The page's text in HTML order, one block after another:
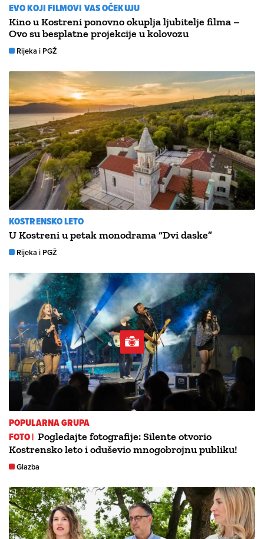
EVO KOJI FILMOVI VAS OČEKUJU
Kino u Kostreni ponovno okuplja ljubitelje filma –
Ovo su besplatne projekcije u kolovozu
Rijeka i PGŽ
KOSTRENSKO LETO
U Kostreni u petak monodrama “Dvi daske”
Rijeka i PGŽ
POPULARNA GRUPA
FOTO | Pogledajte fotografije: Silente otvorio
Kostrensko leto i oduševio mnogobrojnu publiku!
Glazba